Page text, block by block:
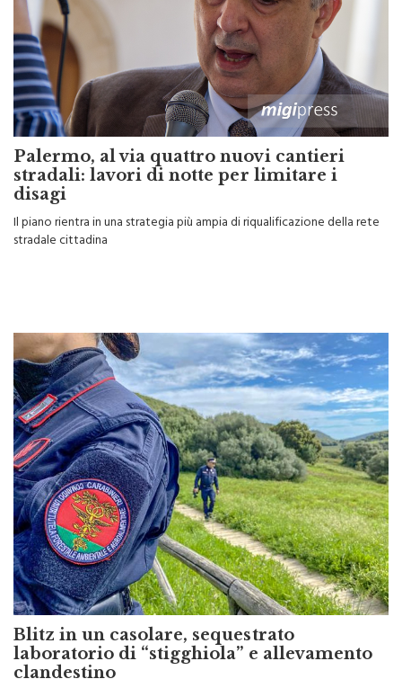
Palermo, al via quattro nuovi cantieri
stradali: lavori di notte per limitare i
disagi
Il piano rientra in una strategia più ampia di riqualificazione della rete
stradale cittadina
Blitz in un casolare, sequestrato
laboratorio di “stigghiola” e allevamento
clandestino